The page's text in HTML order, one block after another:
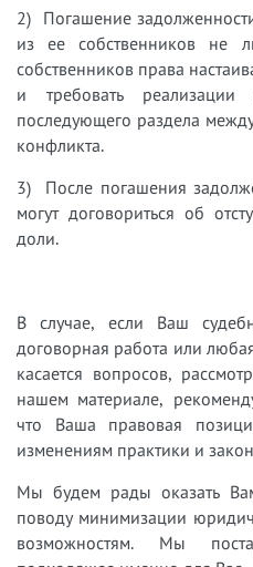
2) Погашение
из ее собственников не
собственников права
и требовать
последующего раздела
конфликта.
3) После погашения
могут договориться об
доли.
В случае, если Ваш
договорная работа или
касается вопросов,
нашем материале,
что Ваша правовая
изменениям практики и
Мы будем рады оказать
поводу минимизации
возможностям. Мы